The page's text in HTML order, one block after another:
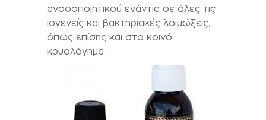
ανοσοποιητικού ενάντια σε όλες τις
ιογενείς και βακτηριακές λοιμώξεις,
όπως επίσης και στο κοινό
κρυολόγημα.